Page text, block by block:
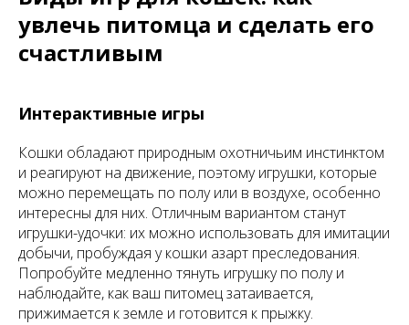
увлечь питомца и сделать его
счастливым
Интерактивные игры
Кошки обладают природным охотничьим инстинктом
и реагируют на движение, поэтому игрушки, которые
можно перемещать по полу или в воздухе, особенно
интересны для них. Отличным вариантом станут
игрушки-удочки: их можно использовать для имитации
добычи, пробуждая у кошки азарт преследования.
Попробуйте медленно тянуть игрушку по полу и
наблюдайте, как ваш питомец затаивается,
прижимается к земле и готовится к прыжку.